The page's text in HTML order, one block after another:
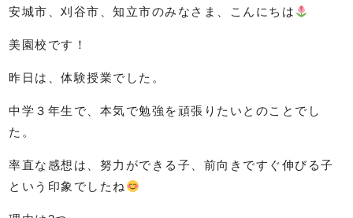
安城市、刈谷市、知立市のみなさま、こんにちは
美園校です！
昨日は、体験授業でした。
中学３年生で、本気で勉強を頑張りたいとのことでし
た。
率直な感想は、努力ができる子、前向きですぐ伸びる子
という印象でしたね